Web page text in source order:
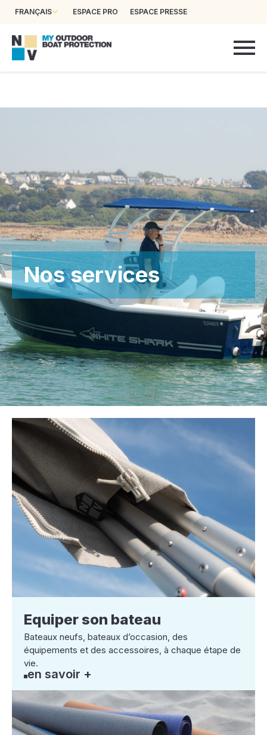
FRANÇAIS ESPACE PRO ESPACE PRESSE
Nos services
Equiper son bateau
Bateaux neufs, bateaux d’occasion, des
équipements et des accessoires, à chaque étape de
vie.
en savoir +